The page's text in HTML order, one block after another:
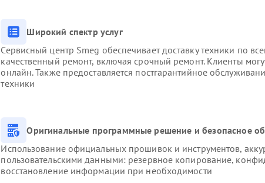
Широкий спектр услуг
Сервисный центр Smeg обеспечивает доставку техники по
качественный ремонт, включая срочный ремонт. Клиенты
онлайн. Также предоставляется постгарантийное
техники
Оригинальные программные решение и безопасное
Использование официальных прошивок и инструментов,
пользовательскими данными: резервное копирование,
восстановление информации при необходимости